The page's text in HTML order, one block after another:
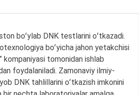
boʻylab DNK testlarini oʻtkazadi.
boʻyicha jahon yetakchisi
kompaniyasi tomonidan ishlab
foydalaniladi. Zamonaviy ilmiy-
DNK tahlillarini oʻtkazish imkonini